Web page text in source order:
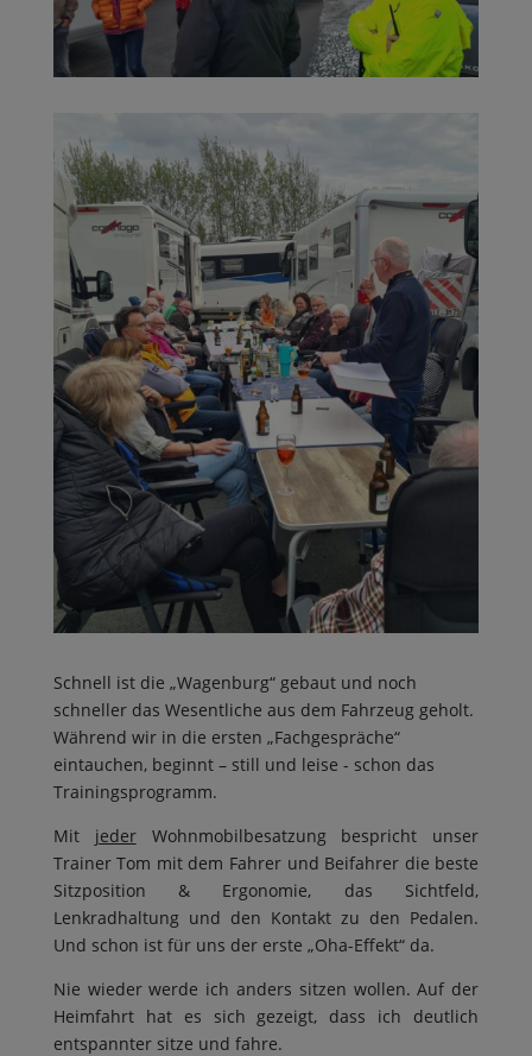
Schnell ist die „Wagenburg“ gebaut und noch
schneller das Wesentliche aus dem Fahrzeug geholt.
Während wir in die ersten „Fachgespräche“
eintauchen, beginnt – still und leise - schon das
Trainingsprogramm.
Mit jederWohnmobilbesatzung bespricht unser
Trainer Tom mit dem Fahrer und Beifahrer die beste
Sitzposition & Ergonomie, das Sichtfeld,
Lenkradhaltung und den Kontakt zu den Pedalen.
Und schon ist für uns der erste „Oha-Effekt“ da.
Nie wieder werde ich anders sitzen wollen. Auf der
Heimfahrt hat es sich gezeigt, dass ich deutlich
entspannter sitze und fahre.